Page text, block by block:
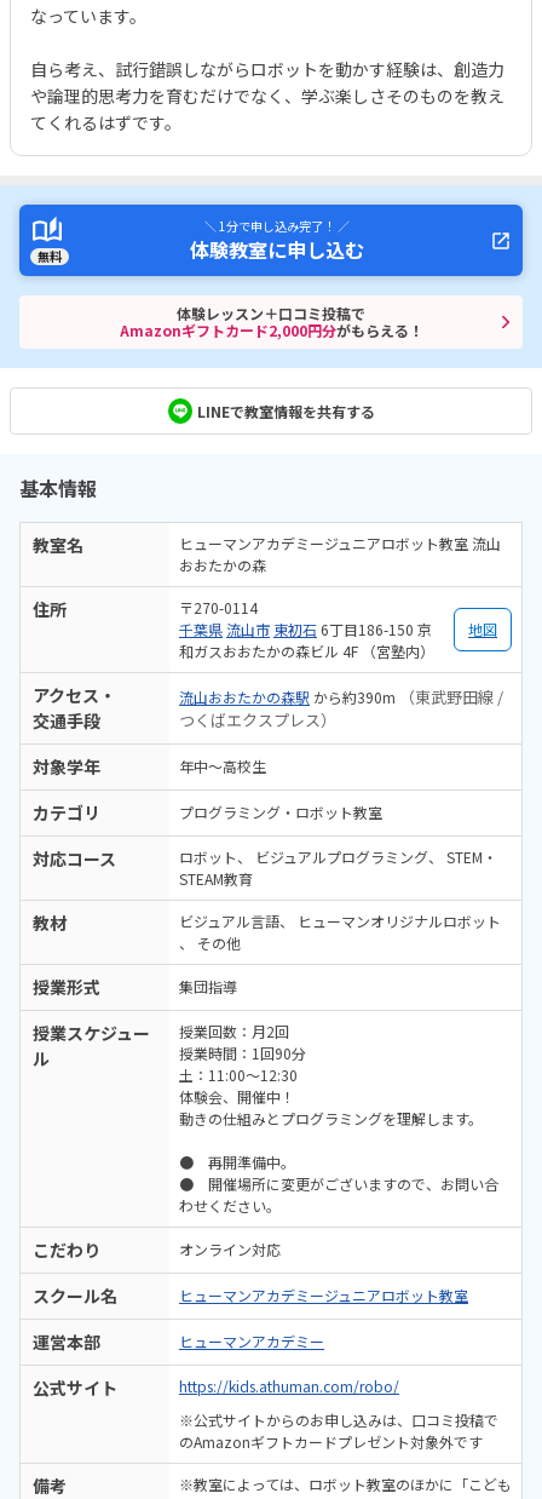
なっています。
自ら考え、試行錯誤しながらロボットを動かす経験は、創造力
や論理的思考力を育むだけでなく、学ぶ楽しさそのものを教え
てくれるはずです。
無料
＼ 1分で申し込み完了！ ／
体験教室に申し込む
体験レッスン＋口コミ投稿で
Amazonギフトカード2,000円分がもらえる！
LINEで教室情報を共有する
基本情報
教室名
ヒューマンアカデミージュニアロボット教室 流山
おおたかの森
住所
〒270-0114
千葉県流山市 東初石6丁目186-150 京
和ガスおおたかの森ビル 4F （宮塾内）
地図
アクセス・
交通手段
流山おおたかの森駅 から約390m
（東武野田線 /
つくばエクスプレス）
対象学年 年中～高校生
カテゴリ プログラミング・ロボット教室
対応コース ロボット ビジュアルプログラミング
STEM・
STEAM教育
教材 ビジュアル言語
ヒューマンオリジナルロボット
その他
授業形式 集団指導
授業スケジュー
ル
授業回数：月2回
授業時間：1回90分
土：11:00～12:30
体験会、開催中！
動きの仕組みとプログラミングを理解します。
● 再開準備中。
● 開催場所に変更がございますので、お問い合
わせください。
こだわり オンライン対応
スクール名 ヒューマンアカデミージュニアロボット教室
運営本部 ヒューマンアカデミー
公式サイト
https://kids.athuman.com/robo/
※公式サイトからのお申し込みは、口コミ投稿で
のAmazonギフトカードプレゼント対象外です
備考
※教室によっては、ロボット教室のほかに「こども